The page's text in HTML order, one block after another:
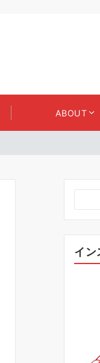
ABOUT
イン